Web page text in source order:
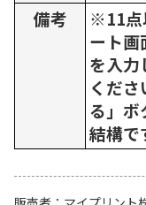
備考
※11点
ート画
を入力
くだ
る」ボ
結構で